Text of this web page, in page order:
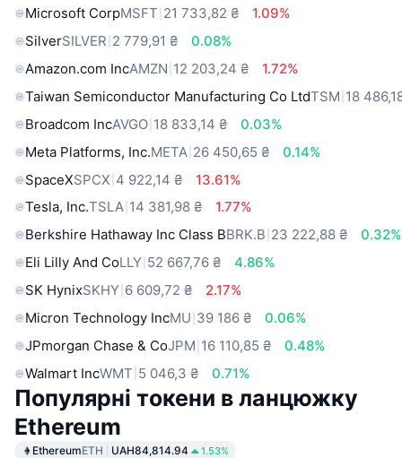
Microsoft CorpMSFT 21 733,82 ₴
1.09%
SilverSILVER 2 779,91 ₴
0.08%
Amazon.com IncAMZN 12 203,24 ₴
1.72%
Taiwan Semiconductor Manufacturing Co LtdTSM 18
Broadcom IncAVGO 18 833,14 ₴
0.03%
Meta Platforms, Inc.META 26 450,65 ₴
0.14%
SpaceXSPCX 4 922,14 ₴
13.61%
Tesla, Inc.TSLA 14 381,98 ₴
1.77%
Berkshire Hathaway Inc Class BBRK.B 23 222,88 ₴
0.32%
Eli Lilly And CoLLY 52 667,76 ₴
4.86%
SK HynixSKHY 6 609,72 ₴
2.17%
Micron Technology IncMU 39 186 ₴
0.06%
JPmorgan Chase & CoJPM 16 110,85 ₴
0.48%
Walmart IncWMT 5 046,3 ₴ 0.71%
Популярні токени в ланцюжку
Ethereum
EthereumETH UAH84,814.94 1.53%